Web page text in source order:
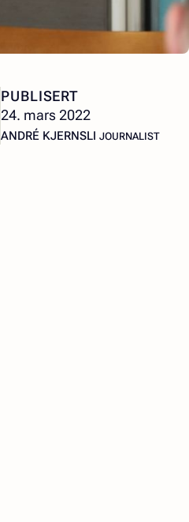
PUBLISERT
24. mars 2022
ANDRÉ KJERNSLI – JOURNALIST
JOURNALIST